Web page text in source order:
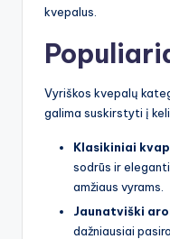
kvepalus.
Vyriškos kvepalų
galima suskirstyti į
Klasikiniai
sodrūs ir
amžiaus vyrams.
Jaunatviški
dažniausiai